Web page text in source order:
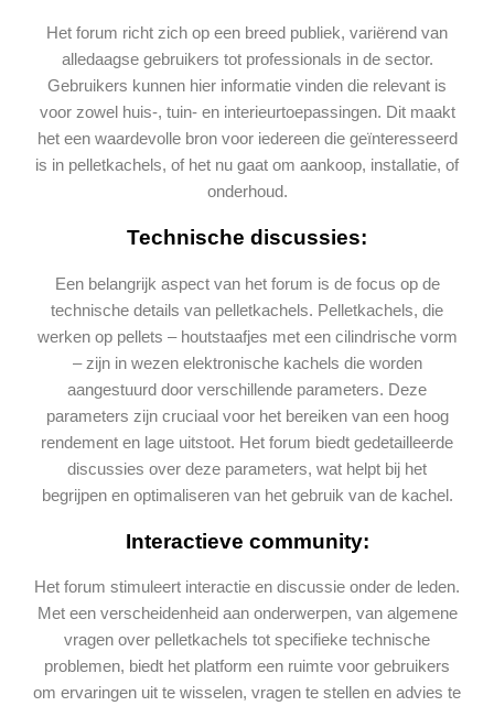
Het forum richt zich op een breed publiek, variërend van
alledaagse gebruikers tot professionals in de sector.
Gebruikers kunnen hier informatie vinden die relevant is
voor zowel huis-, tuin- en interieurtoepassingen. Dit maakt
het een waardevolle bron voor iedereen die geïnteresseerd
is in pelletkachels, of het nu gaat om aankoop, installatie, of
onderhoud​.
Technische discussies:
Een belangrijk aspect van het forum is de focus op de
technische details van pelletkachels. Pelletkachels, die
werken op pellets – houtstaafjes met een cilindrische vorm
– zijn in wezen elektronische kachels die worden
aangestuurd door verschillende parameters. Deze
parameters zijn cruciaal voor het bereiken van een hoog
rendement en lage uitstoot. Het forum biedt gedetailleerde
discussies over deze parameters, wat helpt bij het
begrijpen en optimaliseren van het gebruik van de kachel.
Interactieve community:
Het forum stimuleert interactie en discussie onder de leden.
Met een verscheidenheid aan onderwerpen, van algemene
vragen over pelletkachels tot specifieke technische
problemen, biedt het platform een ruimte voor gebruikers
om ervaringen uit te wisselen, vragen te stellen en advies te